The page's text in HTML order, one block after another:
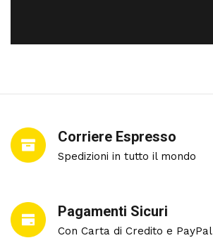
Corriere Espresso
Spedizioni in tutto il mondo
Pagamenti Sicuri
Con Carta di Credito e PayPal